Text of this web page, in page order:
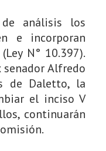
análisis los
e incorporan
N° 10.397).
Alfredo
de Daletto, la
el inciso V
continuarán